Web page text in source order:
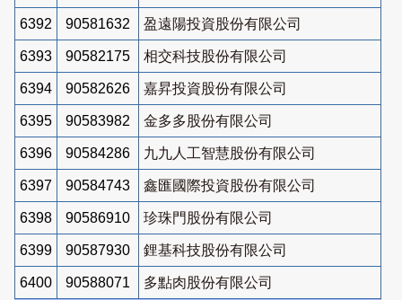
6392 90581632 盈遠陽投資股份有限公司
6393 90582175 相交科技股份有限公司
6394 90582626 嘉昇投資股份有限公司
6395 90583982 金多多股份有限公司
6396 90584286 九九人工智慧股份有限公司
6397 90584743 鑫匯國際投資股份有限公司
6398 90586910 珍珠門股份有限公司
6399 90587930 鋰基科技股份有限公司
6400 90588071
多點肉股份有限公司